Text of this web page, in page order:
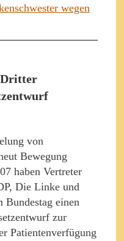
wegen
Dritter
von
Bewegung
haben Vertreter
Die Linke und
einen
zur
Patientenverfügung